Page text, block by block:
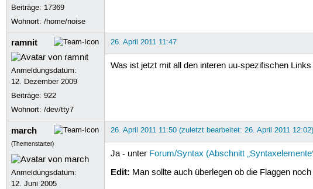
Beiträge: 17369
Wohnort: /home/noise
ramnit
Anmeldungsdatum:
12. Dezember 2009
Beiträge:922
Wohnort: /dev/tty7
26. April 2011 11:47
Was ist jetzt mit all den interen uu-spezifischen
march
(Themenstarter)
Anmeldungsdatum:
12. Juni 2005
26. April 2011 11:50 (zuletzt bearbeitet: 26. April 2011 12:02)
Ja - unter Forum/Syntax (Abschnitt
Edit: Man sollte auch überlegen ob die Flaggen